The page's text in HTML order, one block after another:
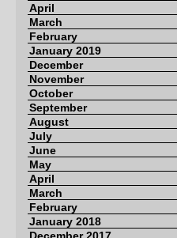
April
March
February
January 2019
December
November
October
September
August
July
June
May
April
March
February
January 2018